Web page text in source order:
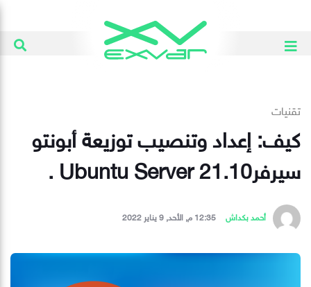
تقنيات
كيف: إعداد وتنصيب توزيعة أبونتو
سيرفرUbuntu Server 21.10 .
أحمد بكداش 12:35 م, الأحد, 9 يناير 2022